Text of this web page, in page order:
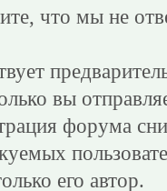
что мы не
вы
форума
его автор.